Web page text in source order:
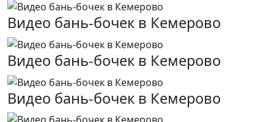
Видео бань-бочек в Кемерово
Видео бань-бочек в Кемерово
Видео бань-бочек в Кемерово